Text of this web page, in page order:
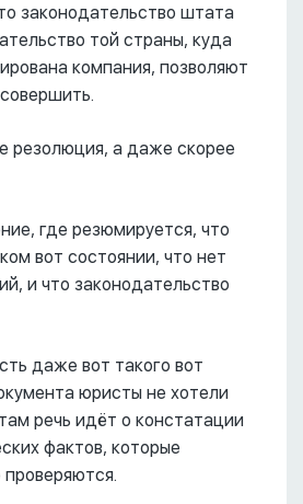
законодательство штата
той страны, куда
компания, позволяют
резолюция, а даже скорее
где резюмируется, что
вот состоянии, что нет
и что законодательство
даже вот такого вот
юристы не хотели
речь идёт о констатации
фактов, которые